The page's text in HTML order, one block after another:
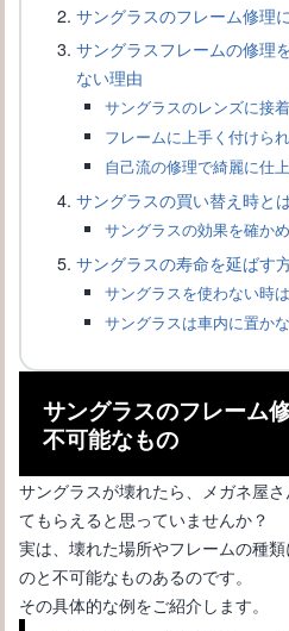
サングラスのフレーム修理
サングラスフレームの修理
ない理由
サングラスのレンズに接
フレームに上手く付けら
自己流の修理で綺麗に仕
サングラスの買い替え時と
サングラスの効果を確か
サングラスの寿命を延ばす
サングラスを使わない時
サングラスは車内に置か
サングラスのフレーム
不可能なもの
サングラスが壊れたら、メガネ屋
てもらえると思っていませんか？
実は、壊れた場所やフレームの種
のと不可能なものあるのです。
その具体的な例をご紹介します。